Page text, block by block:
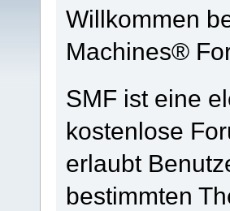
Willkommen
Machines®
SMF ist eine
kostenlose
erlaubt
bestimmten